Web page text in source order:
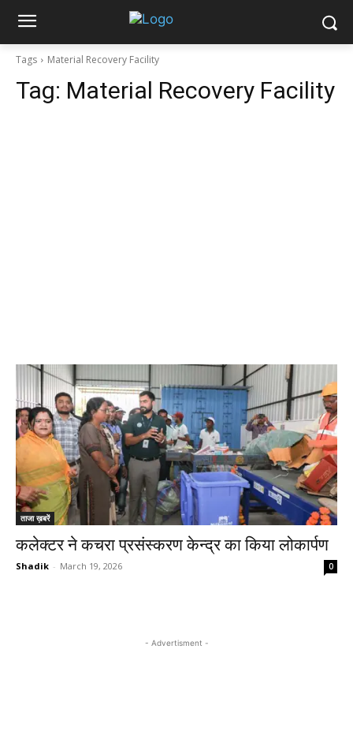
Tags Material Recovery Facility
Tag: Material Recovery Facility
ताजा ख़बरें
कलेक्टर ने कचरा प्रसंस्करण केन्द्र का किया लोकार्पण
Shadik - March 19, 2026 0
- Advertisment -